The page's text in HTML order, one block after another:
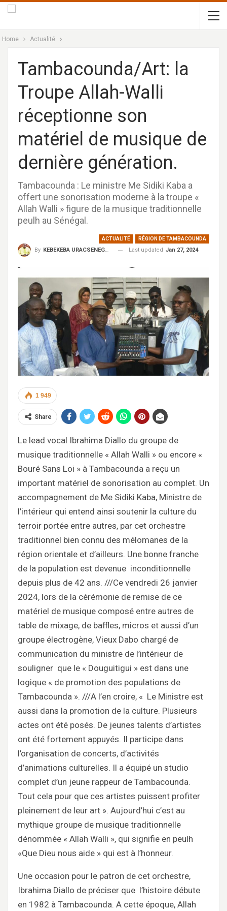
Home Actualité
Tambacounda/Art: la
Troupe Allah-Walli
réceptionne son
matériel de musique de
dernière génération.
Tambacounda : Le ministre Me Sidiki Kaba a
offert une sonorisation moderne à la troupe «
Allah Walli » figure de la musique traditionnelle
peulh au Sénégal.
ACTUALITÉ RÉGION DE TAMBACOUNDA
By KEBEKEBA URACSENEGAL / RADIO GADECBEETAWE FM Last updated Jan 27, 2024
1 949
Share
Le lead vocal Ibrahima Diallo du groupe de
musique traditionnelle « Allah Walli » ou encore «
Bouré Sans Loi » à Tambacounda a reçu un
important matériel de sonorisation au complet. Un
accompagnement de Me Sidiki Kaba, Ministre de
l’intérieur qui entend ainsi soutenir la culture du
terroir portée entre autres, par cet orchestre
traditionnel bien connu des mélomanes de la
région orientale et d’ailleurs. Une bonne franche
de la population est devenue inconditionnelle
depuis plus de 42 ans. ///Ce vendredi 26 janvier
2024, lors de la cérémonie de remise de ce
matériel de musique composé entre autres de
table de mixage, de baffles, micros et aussi d’un
groupe électrogène, Vieux Dabo chargé de
communication du ministre de l’intérieur de
souligner que le « Douguitigui » est dans une
logique « de promotion des populations de
Tambacounda ». ///A l’en croire, « Le Ministre est
aussi dans la promotion de la culture. Plusieurs
actes ont été posés. De jeunes talents d’artistes
ont été fortement appuyés. Il participe dans
l’organisation de concerts, d’activités
d’animations culturelles. Il a équipé un studio
complet d’un jeune rappeur de Tambacounda.
Tout cela pour que ces artistes puissent profiter
pleinement de leur art ». Aujourd’hui c’est au
mythique groupe de musique traditionnelle
dénommée « Allah Walli », qui signifie en peulh
«Que Dieu nous aide » qui est à l’honneur.
Une occasion pour le patron de cet orchestre,
Ibrahima Diallo de préciser que l’histoire débute
en 1982 à Tambacounda. A cette époque, Allah